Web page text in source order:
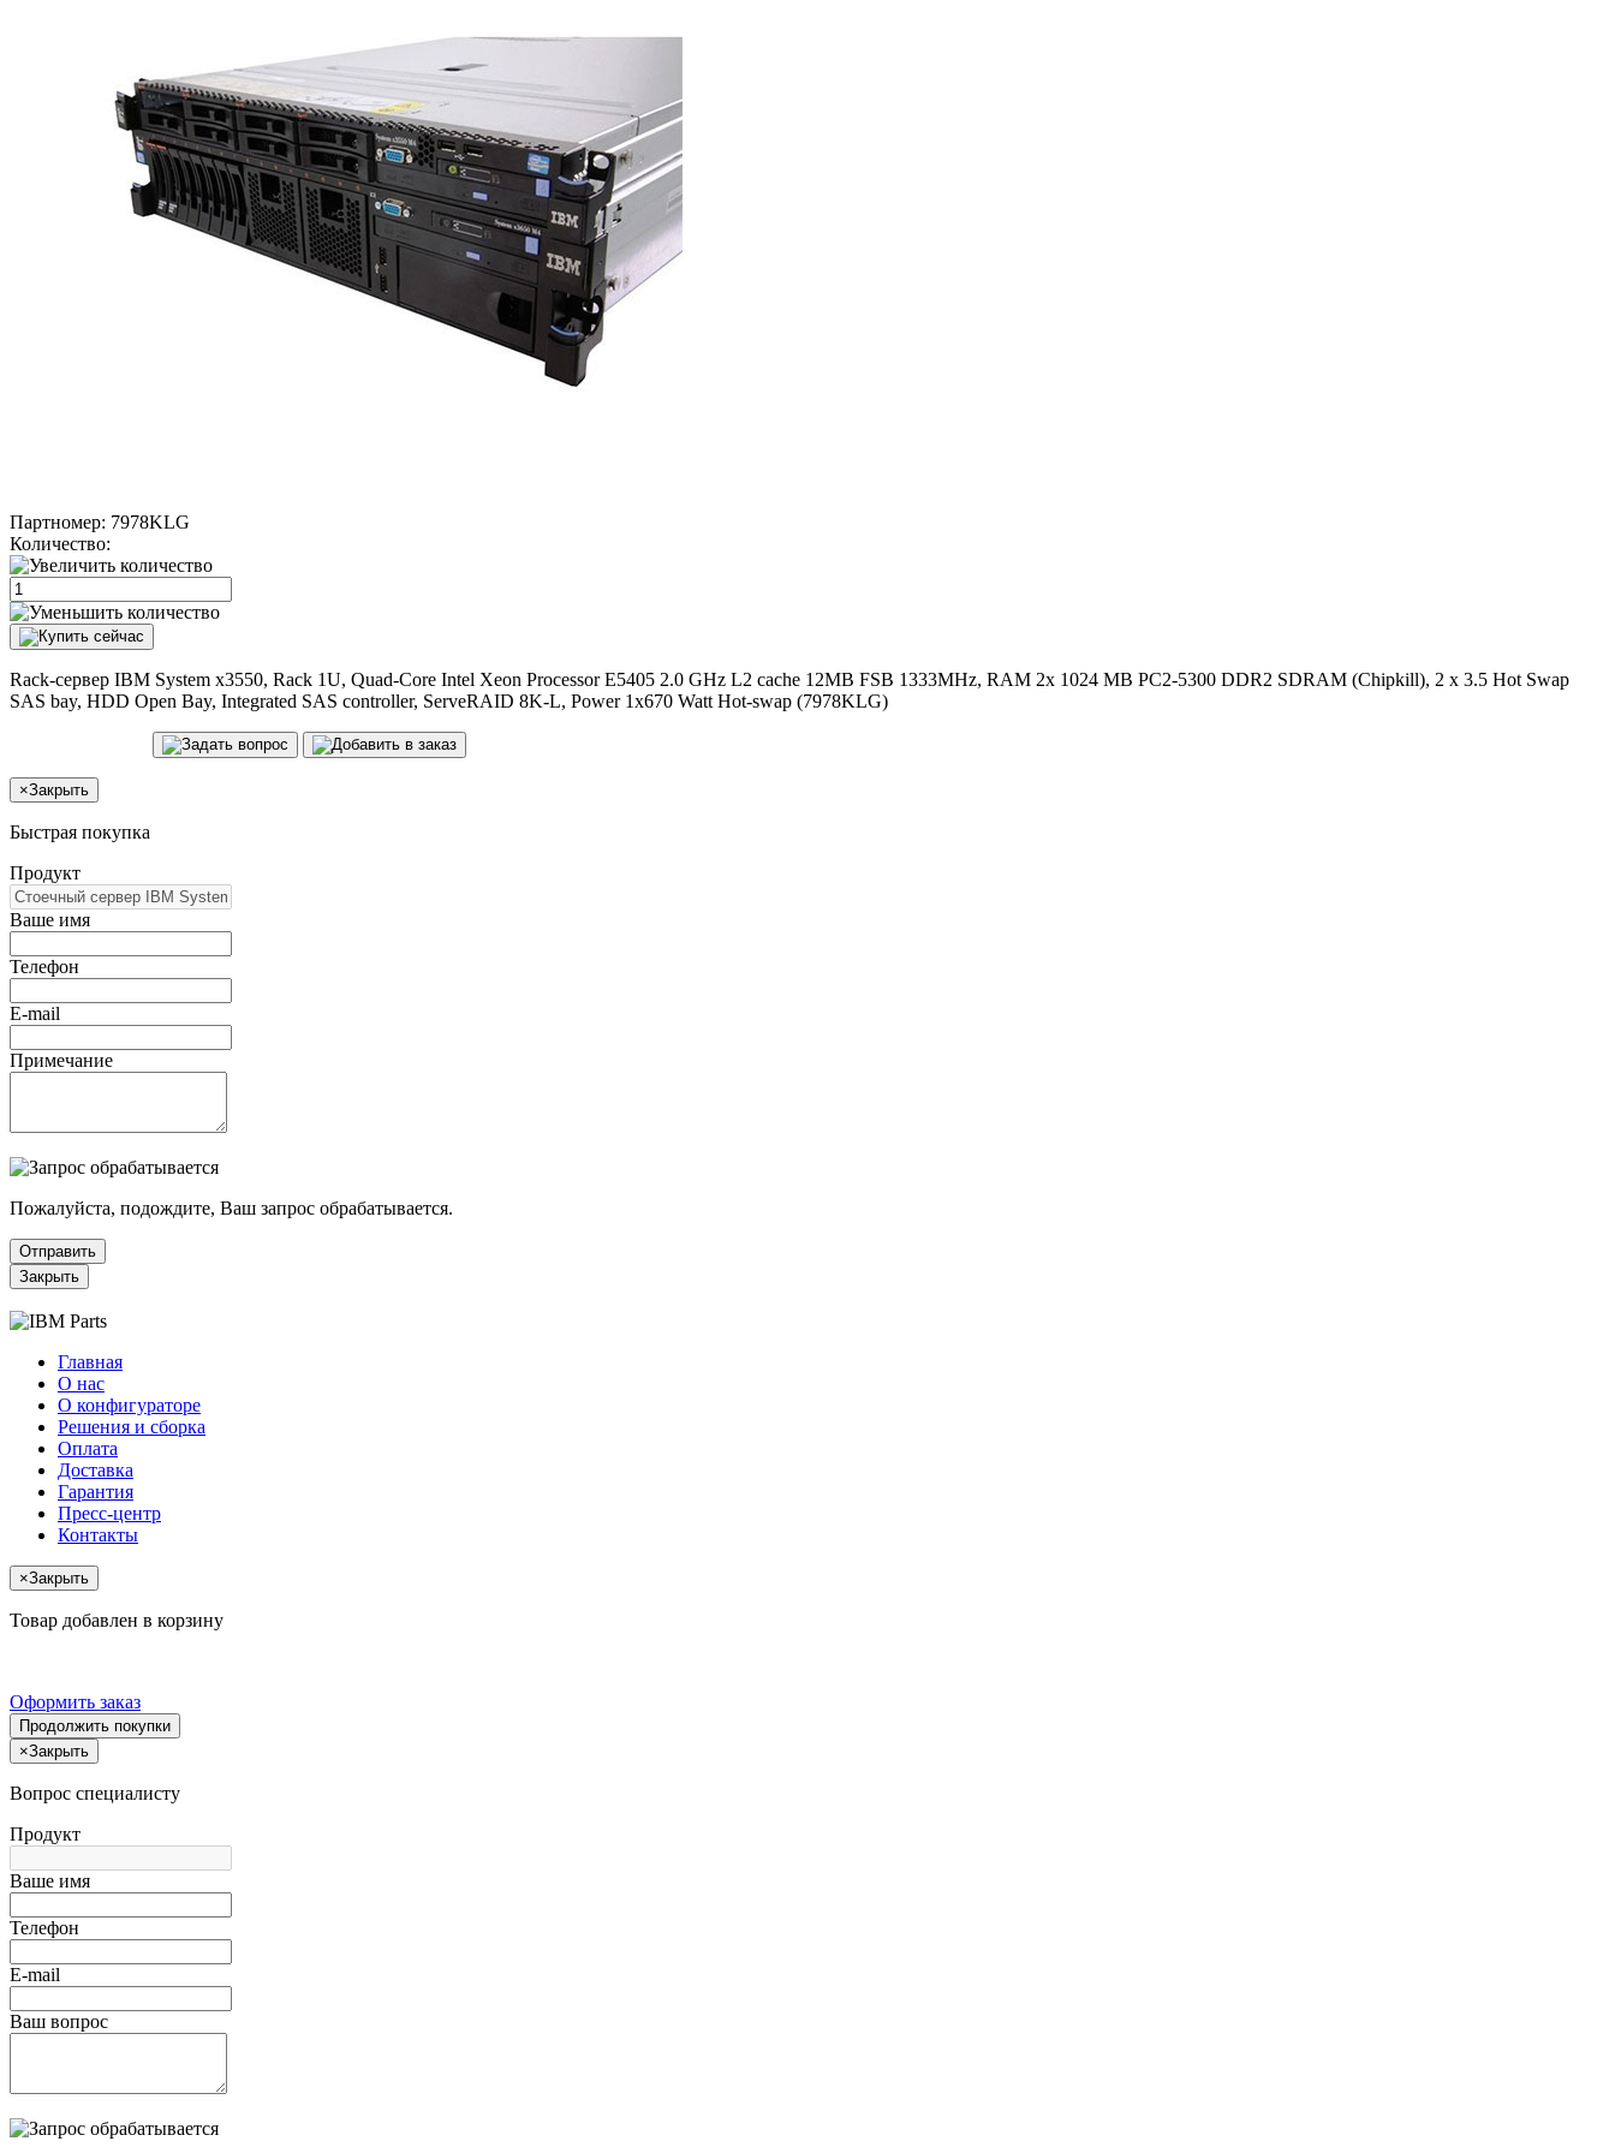
Партномер: 7978KLG
Количество:
Rack-сервер IBM System x3550, Rack 1U, Quad-Core Intel Xeon Processor E5405 2.0 GHz L2 cache 12MB FSB 1333MHz, RAM 2x 1024 MB PC2-5300 DDR2 SDRAM (Chipkill), 2 x 3.5 Hot Swap
SAS bay, HDD Open Bay, Integrated SAS controller, ServeRAID 8K-L, Power 1x670 Watt Hot-swap (7978KLG)
×Закрыть
Быстрая покупка
Продукт
Ваше имя
Телефон
E-mail
Примечание
Пожалуйста, подождите, Ваш запрос обрабатывается.
Отправить
Закрыть
Главная
О нас
О конфигураторе
Решения и сборка
Оплата
Доставка
Гарантия
Пресс-центр
Контакты
×Закрыть
Товар добавлен в корзину
Оформить заказ
Продолжить покупки
×Закрыть
Вопрос специалисту
Продукт
Ваше имя
Телефон
E-mail
Ваш вопрос